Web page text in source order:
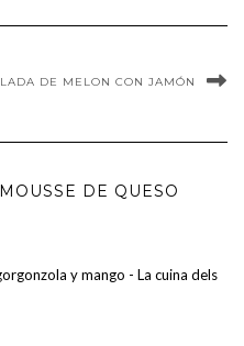
DE MELON CON JAMÓN
DE QUESO
y mango - La cuina dels